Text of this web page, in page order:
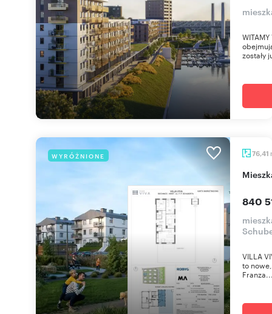
zostały
WYRÓŻNIONE 76,41
840
VILLA
to